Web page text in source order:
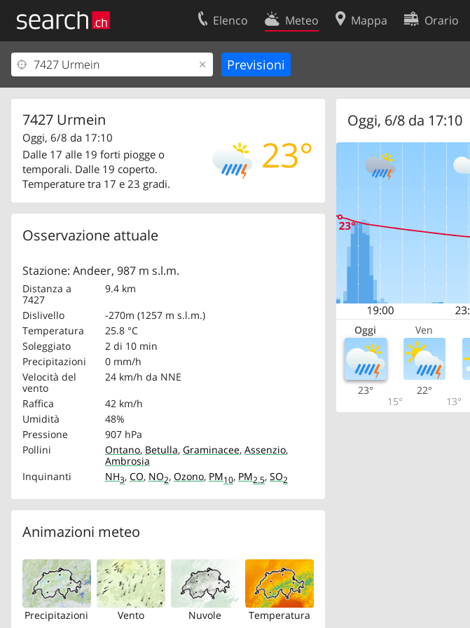
Elenco Meteo Mappa Orario
7427 Urmein
23°
Oggi, 6/8 da 17:10
Dalle 17 alle 19 forti piogge o
temporali. Dalle 19 coperto.
Temperature tra 17 e 23 gradi.
Osservazione attuale
Stazione: Andeer, 987 m s.l.m.
Distanza a
7427
9.4 km
Dislivello
-270m (1257 m s.l.m.)
Temperatura
25.8 °C
Soleggiato
2 di 10 min
Precipitazioni
0 mm/h
Velocità del
vento
24 km/h da NNE
Raffica
42 km/h
Umidità
48%
Pressione
907 hPa
Pollini
Ontano, Betulla, Graminacee, Assenzio,
Ambrosia
Inquinanti
NH3, CO, NO2, Ozono, PM10, PM2.5, SO2
Animazioni meteo
Precipitazioni Vento Nuvole Temperatura
Oggi, 6/8 da 17:10
Oggi Ven
23°
15°
22°
13°
Il vostro profolio
Area clienti
Contatti
Condizioni d’uso